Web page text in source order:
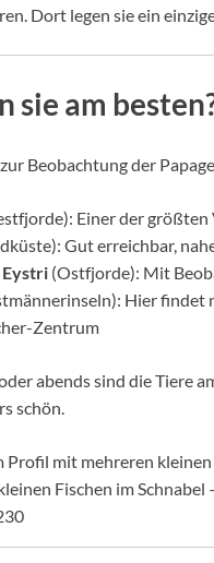
Dort legen sie ein
sie am
Beobachtung der
Einer der größten
Gut erreichbar,
(Ostfjorde): Mit
Hier findet
Zentrum
abends sind die Tiere
schön.
Fischen im